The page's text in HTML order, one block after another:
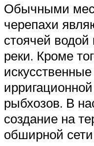
Обычными
черепахи
стоячей водой
реки. Кроме
рыбхозов. В
создание на
обширной